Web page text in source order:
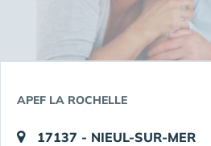
APEF LA ROCHELLE
17137 - NIEUL-SUR-MER